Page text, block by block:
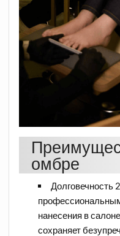
омбре
Долговечность
нанесения в
сохраняет